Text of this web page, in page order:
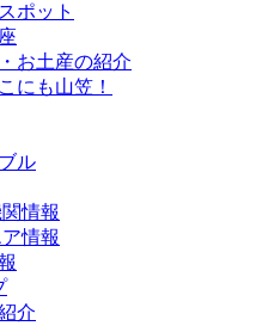
ポット
お土産の紹介
にも山笠！
ル
情報
情報
介